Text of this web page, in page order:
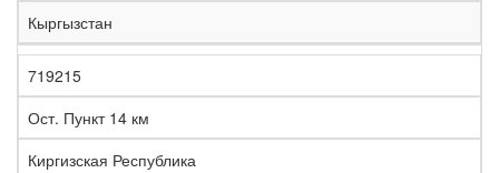
Кыргызстан
719215
Ост. Пункт 14 км
Киргизская Республика